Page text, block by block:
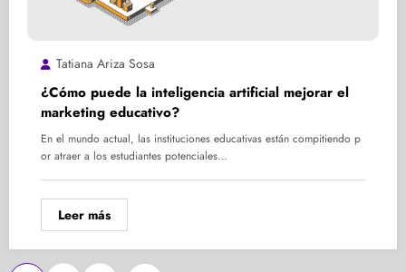
Tatiana Ariza Sosa
¿Cómo puede la inteligencia artificial mejorar el
marketing educativo?
En el mundo actual, las instituciones educativas están compitiendo p
or atraer a los estudiantes potenciales…
Leer más